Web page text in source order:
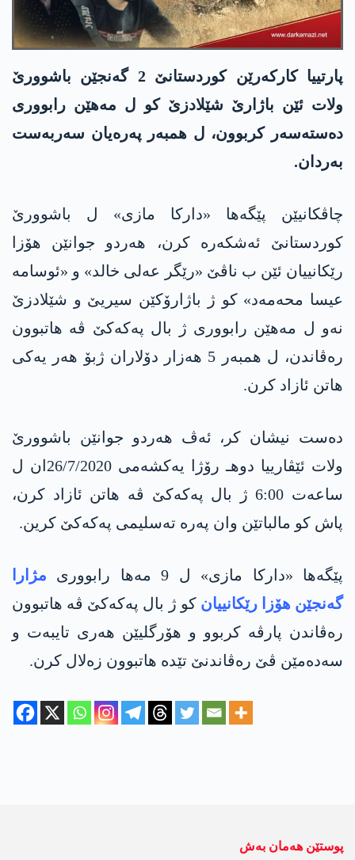
پارتییا كاركه‌رێن كوردستانێ 2 گه‌نجێن باشوورێ
ولات ئێن باژارێ شێلادزێ كو ل مه‌هێن رابووری
ده‌سته‌سه‌ر كربوون، ل همبه‌ر په‌ره‌یان سه‌ربه‌ست
به‌ردان.
چاڤكانیێن پێگه‌ها «داركا مازی» ل باشوورێ
كوردستانێ ئه‌شكه‌ره‌ كرن، هه‌ردو جوانێن هۆزا
رێكانییان ئێن ب ناڤێ «رێگر عه‌لی خالد» و «ئوسامه‌
عیسا محه‌مه‌د» كو ژ باژارۆكێن سیریێ و شێلادزێ
نه‌و ل مه‌هێن رابووری ژ بال په‌كه‌كێ ڤه‌ هاتبوون
ره‌ڤاندن، ل همبه‌ر 5 هه‌زار دۆلاران ژبۆ هه‌ر یه‌كی
هاتن ئازاد كرن.
ده‌ست نیشان كر، ئه‌ڤ هه‌ردو جوانێن باشوورێ
ولات ئێڤارییا دوهـ رۆژا یه‌كشه‌می 26/7/2020ان ل
ساعه‌ت 6:00 ژ بال په‌كه‌كێ ڤه‌ هاتن ئازاد كرن،
پاش كو مالباتێن وان په‌ره‌ ته‌سلیمی په‌كه‌كێ كرین.
پێگه‌ها «داركا مازی» ل 9 مه‌ها رابووری
مژارا
گه‌نجێن هۆزا رێكانییان كو ژ بال په‌كه‌كێ ڤه‌ هاتبوون
ره‌ڤاندن پارڤه‌ كربوو و هۆرگلیێن هه‌ری تایبه‌ت و
سه‌ده‌مێن ڤێ ره‌ڤاندنێ تێده‌ هاتبوون زه‌لال كرن.
پوستێن ھەمان بەش